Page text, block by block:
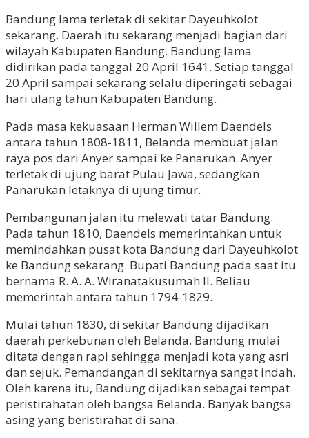
Bandung lama terletak di sekitar Dayeuhkolot
sekarang. Daerah itu sekarang menjadi bagian dari
wilayah Kabupaten Bandung. Bandung lama
didirikan pada tanggal 20 April 1641. Setiap tanggal
20 April sampai sekarang selalu diperingati sebagai
hari ulang tahun Kabupaten Bandung.
Pada masa kekuasaan Herman Willem Daendels
antara tahun 1808-1811, Belanda membuat jalan
raya pos dari Anyer sampai ke Panarukan. Anyer
terletak di ujung barat Pulau Jawa, sedangkan
Panarukan letaknya di ujung timur.
Pembangunan jalan itu melewati tatar Bandung.
Pada tahun 1810, Daendels memerintahkan untuk
memindahkan pusat kota Bandung dari Dayeuhkolot
ke Bandung sekarang. Bupati Bandung pada saat itu
bernama R. A. A. Wiranatakusumah II. Beliau
memerintah antara tahun 1794-1829.
Mulai tahun 1830, di sekitar Bandung dijadikan
daerah perkebunan oleh Belanda. Bandung mulai
ditata dengan rapi sehingga menjadi kota yang asri
dan sejuk. Pemandangan di sekitarnya sangat indah.
Oleh karena itu, Bandung dijadikan sebagai tempat
peristirahatan oleh bangsa Belanda. Banyak bangsa
asing yang beristirahat di sana.